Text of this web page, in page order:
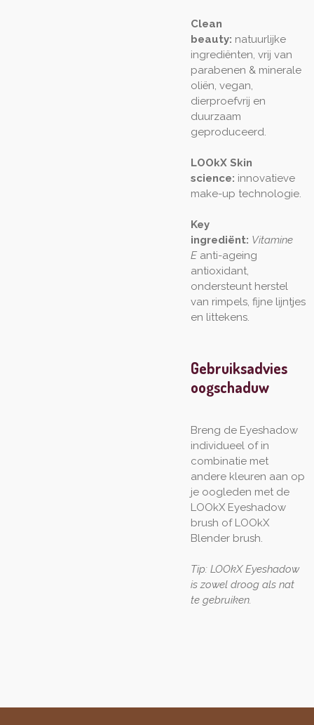
Clean
beauty: natuurlijke
ingrediënten, vrij van
parabenen & minerale
oliën, vegan,
dierproefvrij en
duurzaam
geproduceerd.
LOOkX Skin
science: innovatieve
make-up technologie.
Key
ingrediënt: Vitamine
E anti-ageing
antioxidant,
ondersteunt herstel
van rimpels, fijne lijntjes
en littekens.
Gebruiksadvies
oogschaduw
Breng de Eyeshadow
individueel of in
combinatie met
andere kleuren aan op
je oogleden met de
LOOkX Eyeshadow
brush of LOOkX
Blender brush.
Tip: LOOkX Eyeshadow
is zowel droog als nat
te gebruiken.